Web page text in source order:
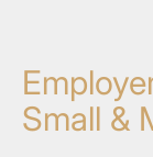
Small &